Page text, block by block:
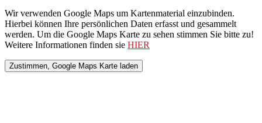
Wir verwenden Google Maps um Kartenmaterial einzubinden.
Hierbei können Ihre persönlichen Daten erfasst und gesammelt
werden. Um die Google Maps Karte zu sehen stimmen Sie bitte zu!
Weitere Informationen finden sie HIER